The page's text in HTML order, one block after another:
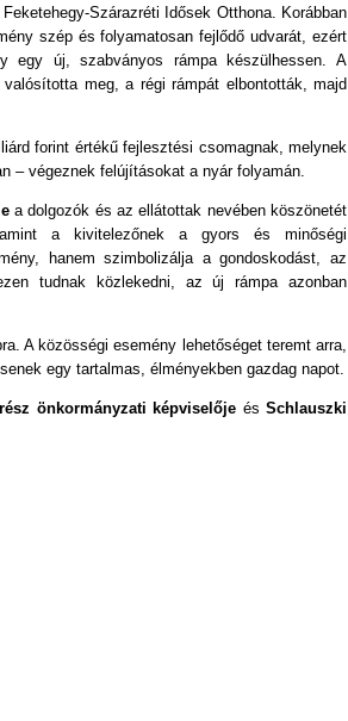
Szárazréti Idősek Otthona. Korábban
szép és folyamatosan fejlődő udvarát, ezért
egy új, szabványos rámpa készülhessen. A
meg, a régi rámpát elbontották, majd
forint értékű fejlesztési csomagnak, melynek
– végeznek felújításokat a nyár folyamán.
a dolgozók és az ellátottak nevében köszönetét
a kivitelezőnek a gyors és minőségi
hanem szimbolizálja a gondoskodást, az
tudnak közlekedni, az új rámpa azonban
A közösségi esemény lehetőséget teremt arra,
egy tartalmas, élményekben gazdag napot.
önkormányzati képviselője és Schlauszki